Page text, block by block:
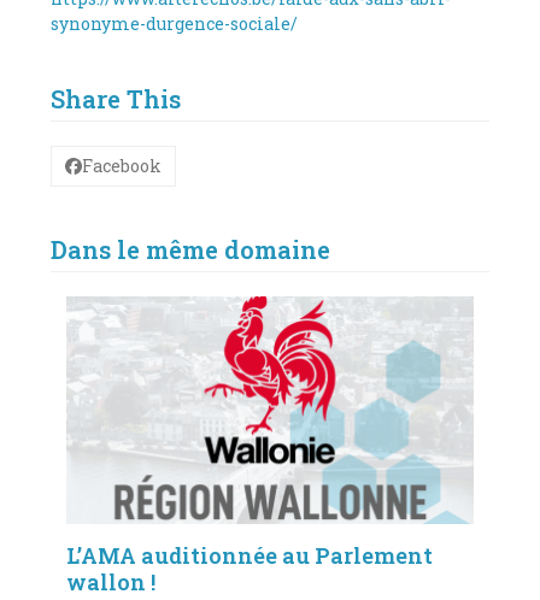
synonyme-durgence-sociale/
Share This
Facebook
Dans le même domaine
L’AMA auditionnée au Parlement
wallon !